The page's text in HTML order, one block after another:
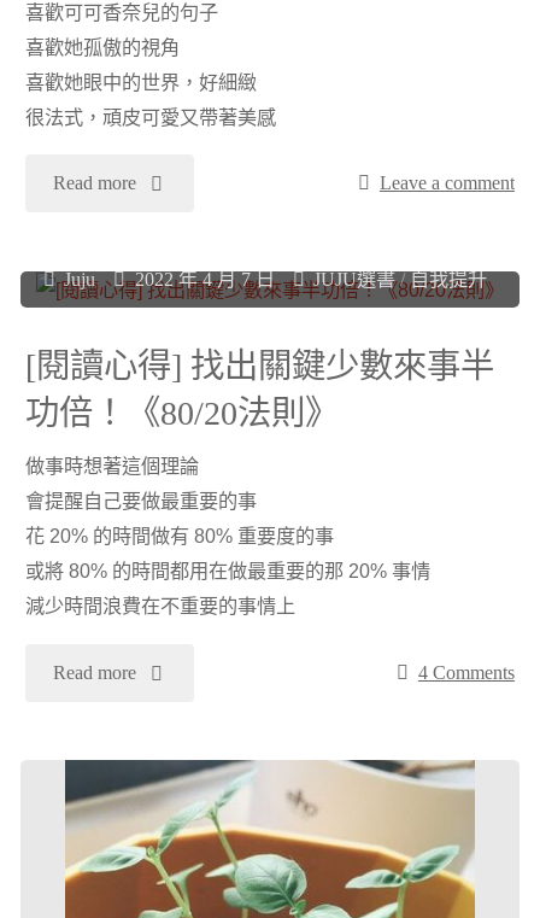
波
的
（2022
年
2
月）"
喜歡可可香奈兒的句子
喜歡她孤傲的視角
喜歡她眼中的世界，好細緻
很法式，頑皮可愛又帶著美感
Read more
讀
心
得]
可
可
回
錄
Leave a comment
Juju 2022 年 4 月 7 日 JUJU選書 / 自我提升
[閱讀心得] 找出關鍵少數來事半
功倍！《80/20法則》
做事時想著這個理論
會提醒自己要做最重要的事
花 20% 的時間做有 80% 重要度的事
或將 80% 的時間都用在做最重要的那 20% 事情
減少時間浪費在不重要的事情上
Read more
讀
心
得]
4 Comments